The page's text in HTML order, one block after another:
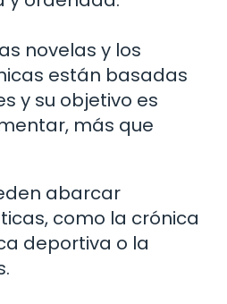
novelas y los
están basadas
y su objetivo es
más que
abarcar
como la crónica
deportiva o la